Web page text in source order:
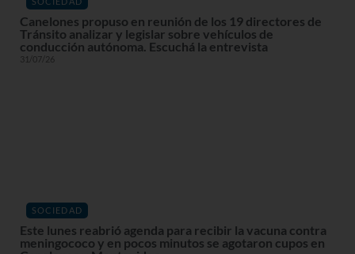
Canelones propuso en reunión de los 19 directores de
Tránsito analizar y legislar sobre vehículos de
conducción autónoma. Escuchá la entrevista
31/07/26
SOCIEDAD
Este lunes reabrió agenda para recibir la vacuna contra
meningococo y en pocos minutos se agotaron cupos en